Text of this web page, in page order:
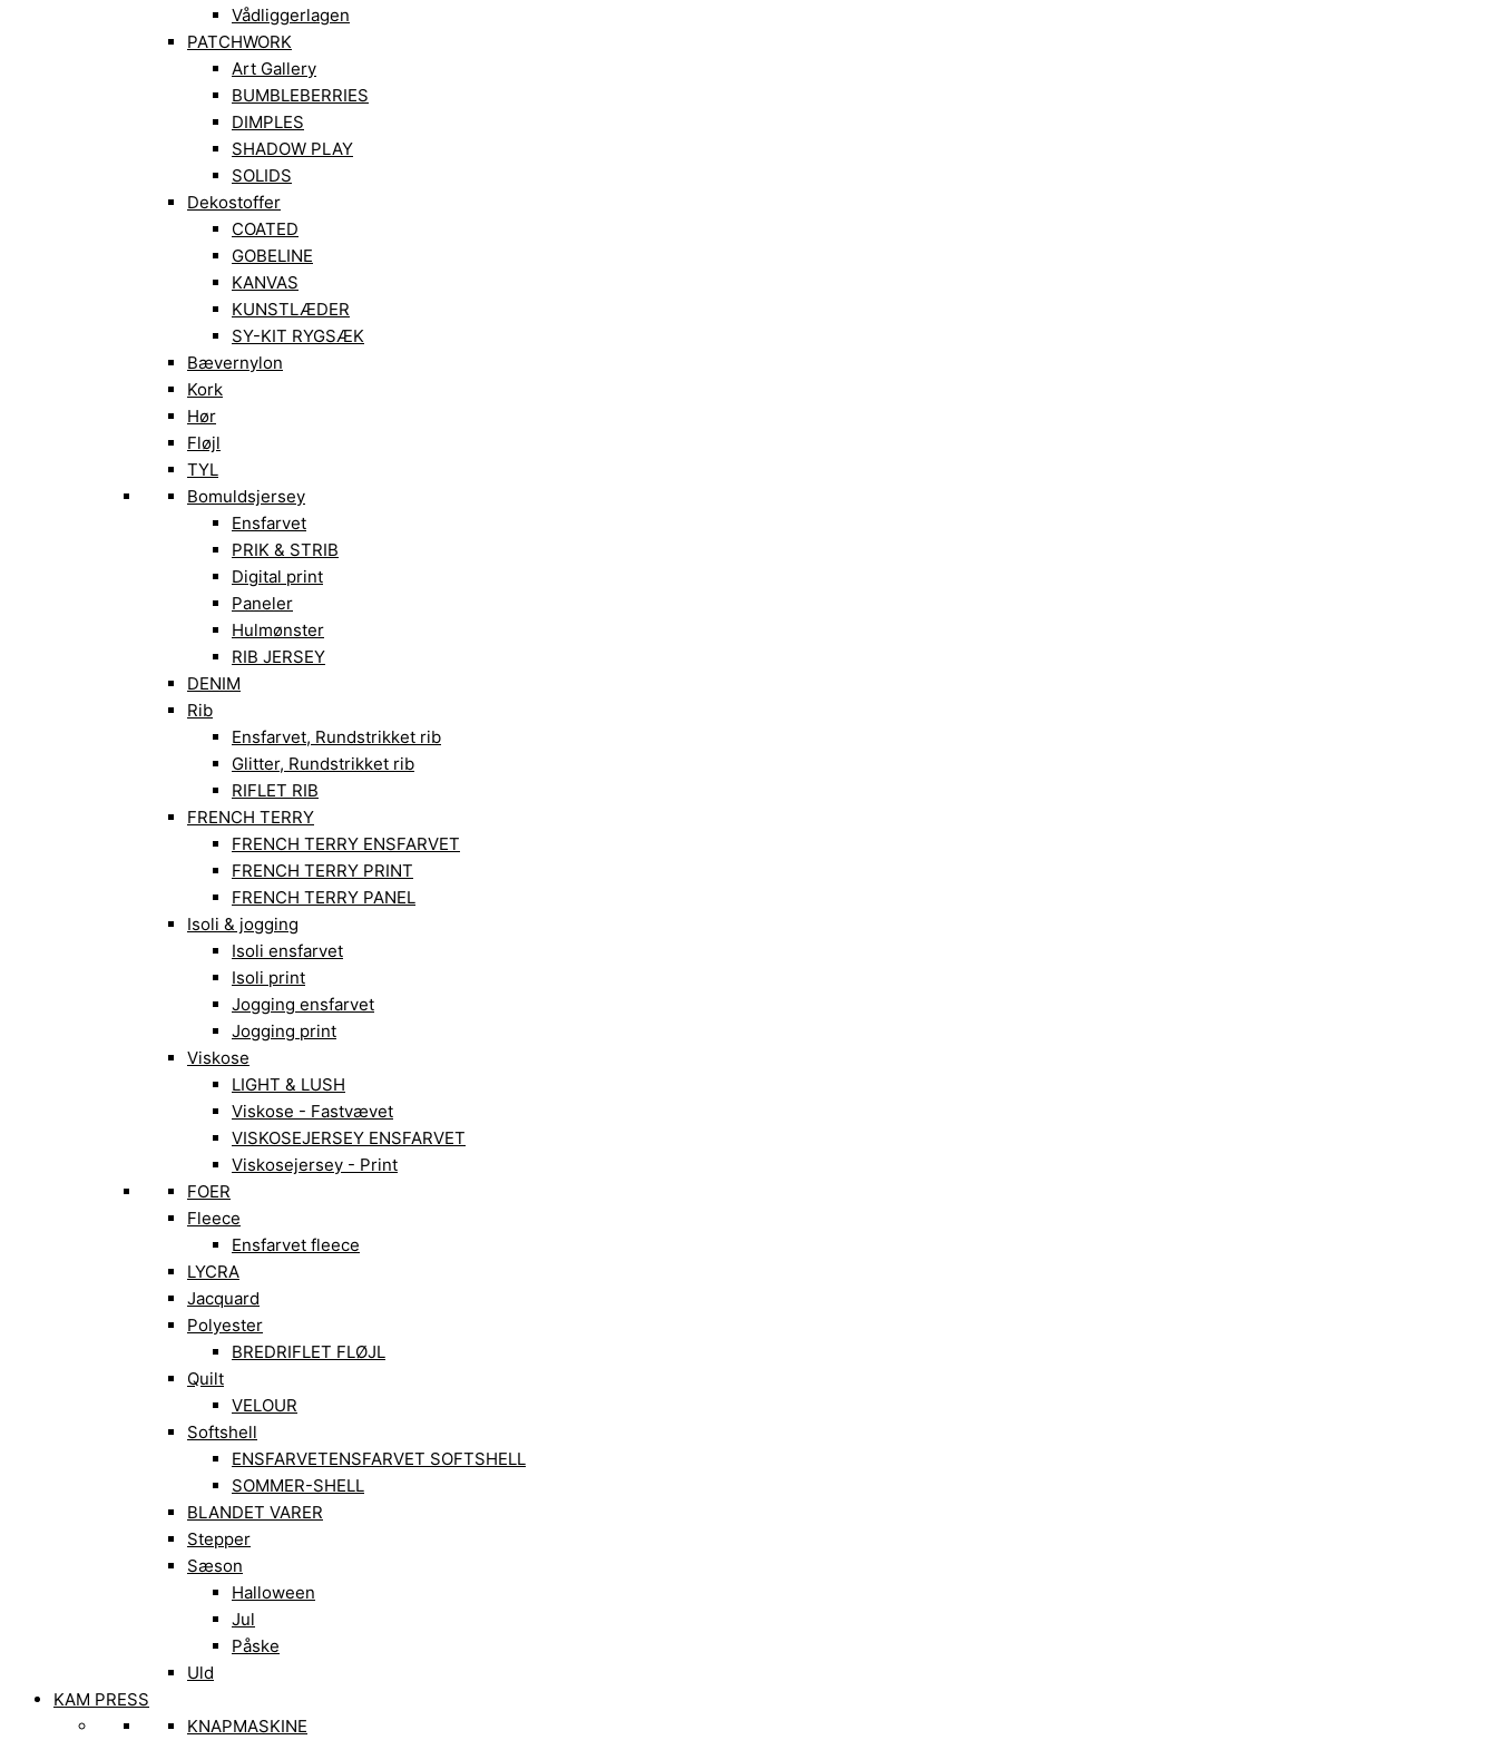
Vådliggerlagen
PATCHWORK
Art Gallery
BUMBLEBERRIES
DIMPLES
SHADOW PLAY
SOLIDS
Dekostoffer
COATED
GOBELINE
KANVAS
KUNSTLÆDER
SY-KIT RYGSÆK
Bævernylon
Kork
Hør
Fløjl
TYL
Bomuldsjersey
Ensfarvet
PRIK & STRIB
Digital print
Paneler
Hulmønster
RIB JERSEY
DENIM
Rib
Ensfarvet, Rundstrikket rib
Glitter, Rundstrikket rib
RIFLET RIB
FRENCH TERRY
FRENCH TERRY ENSFARVET
FRENCH TERRY PRINT
FRENCH TERRY PANEL
Isoli & jogging
Isoli ensfarvet
Isoli print
Jogging ensfarvet
Jogging print
Viskose
LIGHT & LUSH
Viskose - Fastvævet
VISKOSEJERSEY ENSFARVET
Viskosejersey - Print
FOER
Fleece
Ensfarvet fleece
LYCRA
Jacquard
Polyester
BREDRIFLET FLØJL
Quilt
VELOUR
Softshell
ENSFARVETENSFARVET SOFTSHELL
SOMMER-SHELL
BLANDET VARER
Stepper
Sæson
Halloween
Jul
Påske
Uld
KAM PRESS
KNAPMASKINE